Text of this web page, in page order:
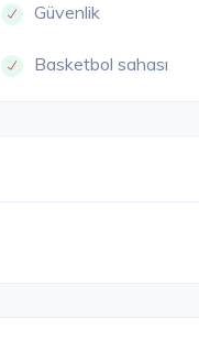
Güvenlik
Basketbol sahası